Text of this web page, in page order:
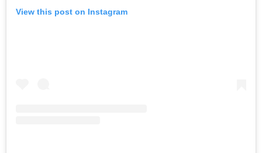
View this post on Instagram